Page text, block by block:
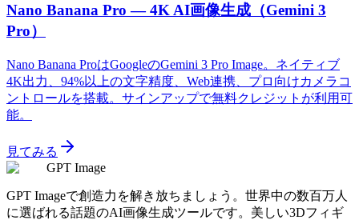
Nano Banana Pro — 4K AI画像生成（Gemini 3
Pro）
Nano Banana ProはGoogleのGemini 3 Pro Image。ネイティブ
4K出力、94%以上の文字精度、Web連携、プロ向けカメラコ
ントロールを搭載。サインアップで無料クレジットが利用可
能。
見てみる
GPT Image
GPT Imageで創造力を解き放ちましょう。世界中の数百万人
に選ばれる話題のAI画像生成ツールです。美しい3Dフィギ